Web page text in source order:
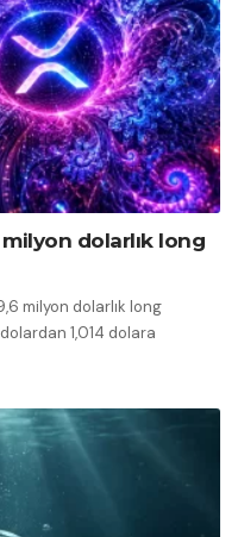
milyon dolarlık long
milyon dolarlık long
1,014 dolara